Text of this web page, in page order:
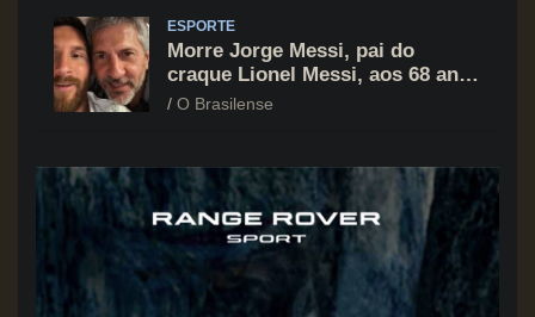
ESPORTE
Morre Jorge Messi, pai do
craque Lionel Messi, aos 68 anos
na Argentina
O Brasilense